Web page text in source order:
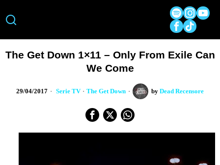
The Get Down 1×11 – Only From Exile Can
We Come
29/04/2017 Serie TV · The Get Down by Dead Recensore